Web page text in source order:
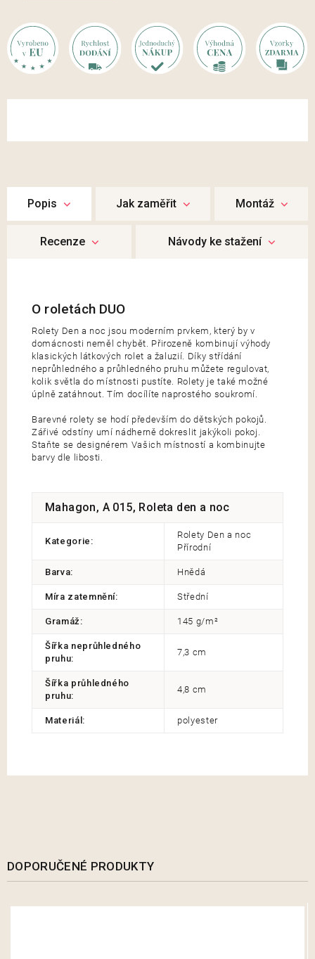
Popis Jak zaměřit Montáž
Recenze
Rolety Den a noc jsou moderním prvkem, který by v
domácnosti neměl chybět. Přirozeně kombinují výhody
klasických látkových rolet a žaluzií. Díky střídání
neprůhledného a průhledného pruhu můžete regulovat,
kolik světla do místnosti pustíte. Rolety je také možné
úplně zatáhnout. Tím docílíte naprostého soukromí.
Barevné rolety se hodí především do dětských pokojů.
Zářivé odstíny umí nádherně dokreslit jakýkoli pokoj.
Staňte se designérem Vašich místností a kombinujte
barvy dle libosti.
Mahagon, A 015, Roleta den a noc
Kategorie :
Rolety Den a noc
Přírodní
Barva: Hnědá
Míra zatemnění: Střední
Gramáž : 145 g/m²
Šířka neprůhledného
pruhu:
7,3 cm
Šířka průhledného
pruhu:
4,8 cm
Materiál : polyester